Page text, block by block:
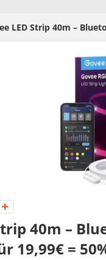
LED Strip 40m –
40m –
19,99€ =